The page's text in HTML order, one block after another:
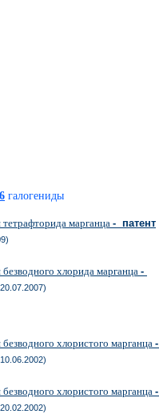
галогениды
марганца - патент
хлорида марганца-
хлористого марганца-
хлористого марганца-